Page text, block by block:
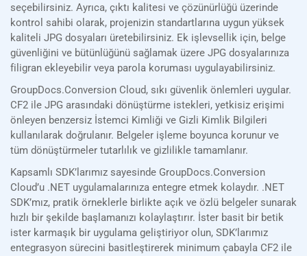
seçebilirsiniz. Ayrıca, çıktı kalitesi ve çözünürlüğü üzerinde
kontrol sahibi olarak, projenizin standartlarına uygun yüksek
kaliteli JPG dosyaları üretebilirsiniz. Ek işlevsellik için, belge
güvenliğini ve bütünlüğünü sağlamak üzere JPG dosyalarınıza
filigran ekleyebilir veya parola koruması uygulayabilirsiniz.
GroupDocs.Conversion Cloud, sıkı güvenlik önlemleri uygular.
CF2 ile JPG arasındaki dönüştürme istekleri, yetkisiz erişimi
önleyen benzersiz İstemci Kimliği ve Gizli Kimlik Bilgileri
kullanılarak doğrulanır. Belgeler işleme boyunca korunur ve
tüm dönüştürmeler tutarlılık ve gizlilikle tamamlanır.
Kapsamlı SDK’larımız sayesinde GroupDocs.Conversion
Cloud’u .NET uygulamalarınıza entegre etmek kolaydır. .NET
SDK’mız, pratik örneklerle birlikte açık ve özlü belgeler sunarak
hızlı bir şekilde başlamanızı kolaylaştırır. İster basit bir betik
ister karmaşık bir uygulama geliştiriyor olun, SDK’larımız
entegrasyon sürecini basitleştirerek minimum çabayla CF2 ile